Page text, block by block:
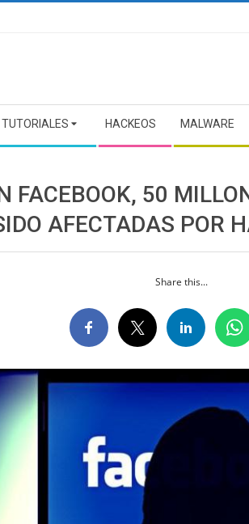
TUTORIALES HACKEOS MALWARE
FACEBOOK, 50
AFECTADAS POR
Share this...